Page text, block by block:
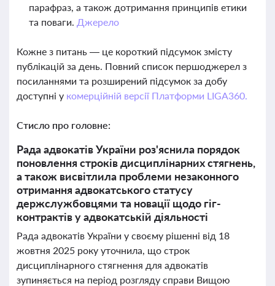
парафраз, а також дотримання принципів етики
та поваги. Джерело
Кожне з питань — це короткий підсумок змісту
публікацій за день. Повний список першоджерел з
посиланнями та розширений підсумок за добу
доступні у комерційній версії Платформи LIGA360.
Стисло про головне:
Рада адвокатів України роз'яснила порядок
поновлення строків дисциплінарних стягнень,
а також висвітлила проблеми незаконного
отримання адвокатського статусу
держслужбовцями та новації щодо гіг-
контрактів у адвокатській діяльності
Рада адвокатів України у своєму рішенні від 18
жовтня 2025 року уточнила, що строк
дисциплінарного стягнення для адвокатів
зупиняється на період розгляду справи Вищою